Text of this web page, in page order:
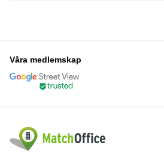
Våra medlemskap